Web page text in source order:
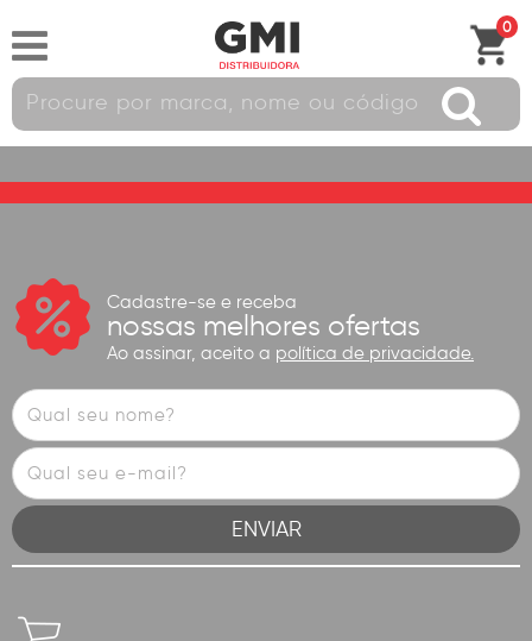
0
Cadastre-se e receba
nossas melhores ofertas
Ao assinar, aceito a política de privacidade.